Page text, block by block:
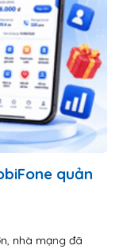
quản
nhà mạng đã